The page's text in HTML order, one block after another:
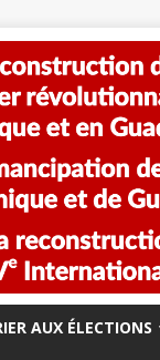
AUX ÉLECTIONS